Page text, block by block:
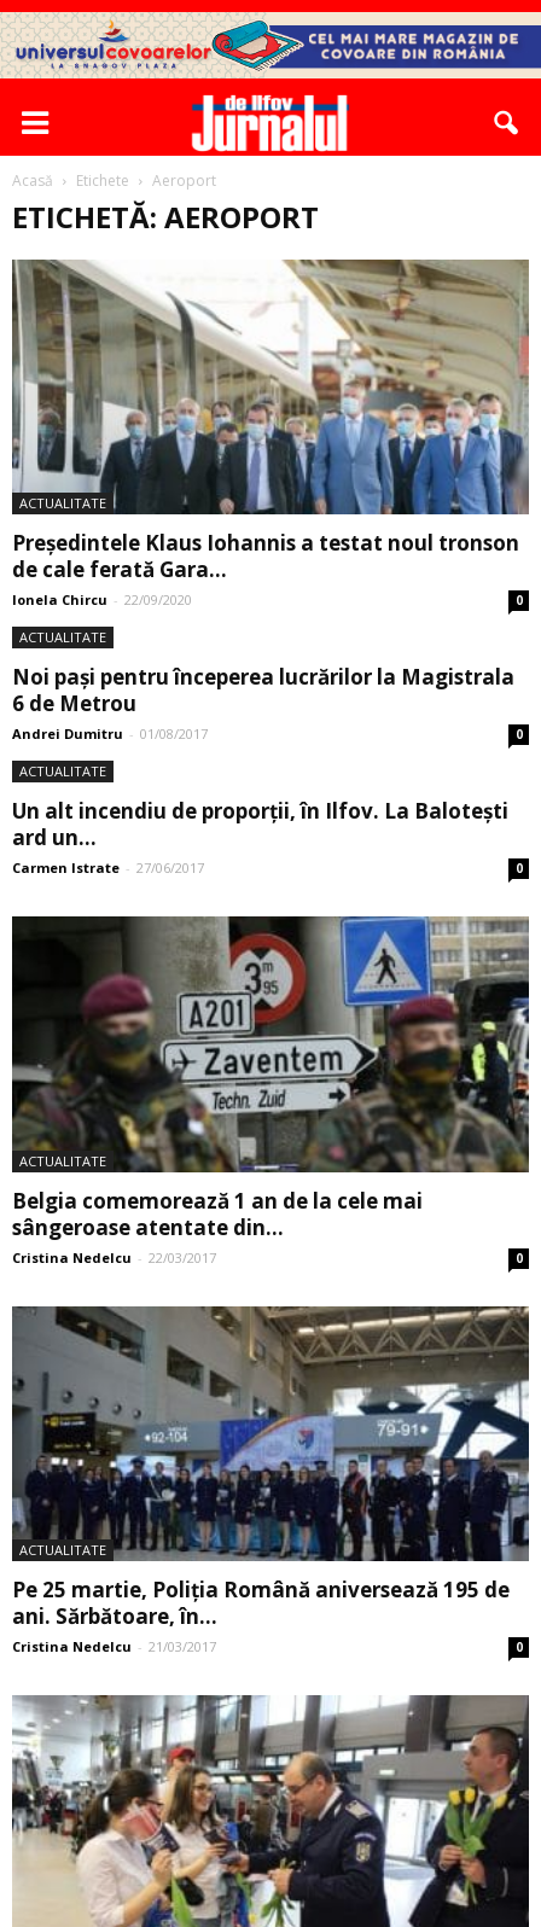
Acasă Etichete Aeroport
ETICHETĂ: AEROPORT
ACTUALITATE
Președintele Klaus Iohannis a testat noul tronson
de cale ferată Gara...
Ionela Chircu - 22/09/2020 0
ACTUALITATE
Noi pași pentru începerea lucrărilor la Magistrala
6 de Metrou
Andrei Dumitru - 01/08/2017 0
ACTUALITATE
Un alt incendiu de proporţii, în Ilfov. La Baloteşti
ard un...
Carmen Istrate - 27/06/2017 0
ACTUALITATE
Belgia comemorează 1 an de la cele mai
sângeroase atentate din...
Cristina Nedelcu - 22/03/2017 0
ACTUALITATE
Pe 25 martie, Poliția Română aniversează 195 de
ani. Sărbătoare, în...
Cristina Nedelcu - 21/03/2017 0